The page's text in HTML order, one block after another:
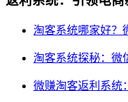
淘客系统哪家好？
淘客系统探秘：微
微赚淘客返利系统